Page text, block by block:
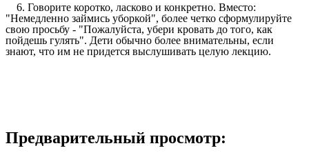
6. Говорите коротко, ласково и конкретно. Вместо:
"Немедленно займись уборкой", более четко сформулируйте
свою просьбу - "Пожалуйста, убери кровать до того, как
пойдешь гулять". Дети обычно более внимательны, если
знают, что им не придется выслушивать целую лекцию.
Предварительный просмотр: